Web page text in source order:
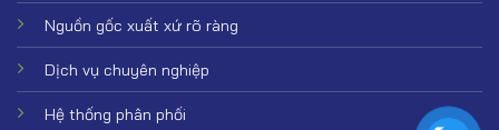
Nguồn gốc xuất xứ rõ ràng
Dịch vụ chuyên nghiệp
Hệ thống phân phối